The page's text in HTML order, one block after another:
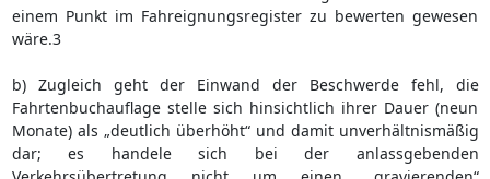
einem Punkt im Fahreignungsregister zu bewerten gewesen
wäre.3
b) Zugleich geht der Einwand der Beschwerde fehl, die
Fahrtenbuchauflage stelle sich hinsichtlich ihrer Dauer (neun
Monate) als „deutlich überhöht“ und damit unverhältnismäßig
dar; es handele sich bei der anlassgebenden